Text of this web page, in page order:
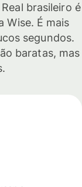
brasileiro é
Wise. É mais
segundos.
baratas, mas